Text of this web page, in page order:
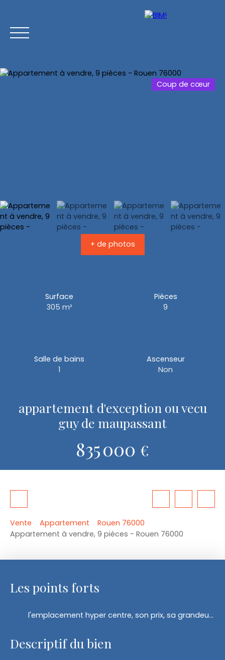
Coup de cœur
+ de photos
Surface
305 m²
Pièces
9
Salle de bains
1
Ascenseur
Non
appartement d'exception ou vecu
guy de maupassant
835 000 €
Vente Appartement
Rouen 76000
Appartement à vendre, 9 pièces - Rouen 76000
Les points forts
l'emplacement hyper centre, son prix, sa grandeur, son histoire
Descriptif du bien